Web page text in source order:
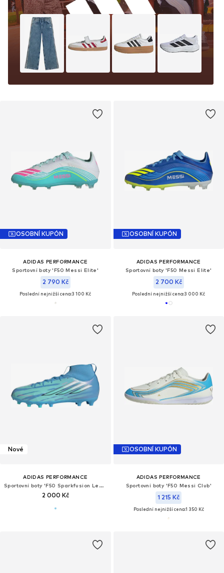
OSOBNÍ KUPÓN
ADIDAS PERFORMANCE
Sportovní boty 'F50 Messi Elite'
2 790 Kč
Poslední nejnižší cena:3 100 Kč
OSOBNÍ KUPÓN
ADIDAS PERFORMANCE
Sportovní boty 'F50 Messi Elite'
2 700 Kč
Poslední nejnižší cena:3 000 Kč
Nové
ADIDAS PERFORMANCE
Sportovní boty 'F50 Sparkfusion League'
2 000 Kč
OSOBNÍ KUPÓN
ADIDAS PERFORMANCE
Sportovní boty 'F50 Messi Club'
1 215 Kč
Poslední nejnižší cena:1 350 Kč